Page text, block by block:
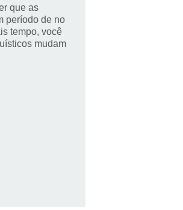
que as
período de no
tempo, você
mudam